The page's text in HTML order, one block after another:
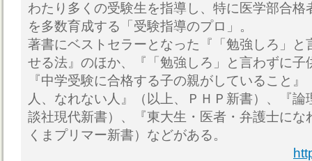
わたり多くの受験生を指導し、特に医学部合格
を多数育成する「受験指導のプロ」。
著書にベストセラーとなった『「勉強しろ」と
せる法』のほか、『「勉強しろ」と言わずに子
『中学受験に合格する子の親がしていること
人、なれない人』（以上、ＰＨＰ新書）、『
談社現代新書）、『東大生・医者・弁護士にな
くまプリマー新書）などがある。